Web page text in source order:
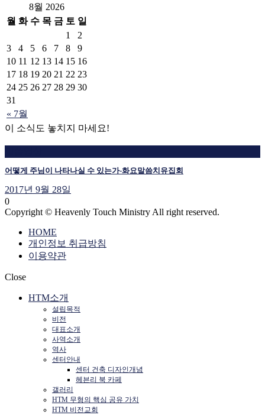
8월 2026
월 화 수 목 금 토 일
« 7월
1
2
3
4 5 6 7 8
9
10 11 12 13 14 15 16
17 18 19 20 21 22 23
24 25 26 27 28 29 30
31
이 소식도 놓치지 마세요!
어떻게 주님이 나타나실 수 있는가-화요말씀치유집회
2017년 9월 28일
0
Copyright © Heavenly Touch Ministry All right reserved.
HOME
개인정보 취급방침
이용약관
Close
HTM소개
설립목적
비전
대표소개
사역소개
역사
센터안내
센터 건축 디자인개념
헤븐리 북 카페
갤러리
HTM 무형의 핵심 공유 가치
HTM 비전교회